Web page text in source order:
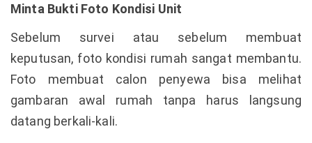
Minta Bukti Foto Kondisi Unit
Sebelum survei atau sebelum membuat
keputusan, foto kondisi rumah sangat membantu.
Foto membuat calon penyewa bisa melihat
gambaran awal rumah tanpa harus langsung
datang berkali-kali.